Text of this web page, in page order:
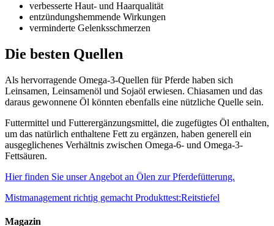
verbesserte Haut- und Haarqualität
entzündungshemmende Wirkungen
verminderte Gelenksschmerzen
Die besten Quellen
Als hervorragende Omega-3-Quellen für Pferde haben sich
Leinsamen, Leinsamenöl und Sojaöl erwiesen. Chiasamen und das
daraus gewonnene Öl könnten ebenfalls eine nützliche Quelle sein.
Futtermittel und Futterergänzungsmittel, die zugefügtes Öl enthalten,
um das natürlich enthaltene Fett zu ergänzen, haben generell ein
ausgeglichenes Verhältnis zwischen Omega-6- und Omega-3-
Fettsäuren.
Hier finden Sie unser Angebot an Ölen zur Pferdefütterung.
Mistmanagement richtig gemacht Produkttest:Reitstiefel
Magazin